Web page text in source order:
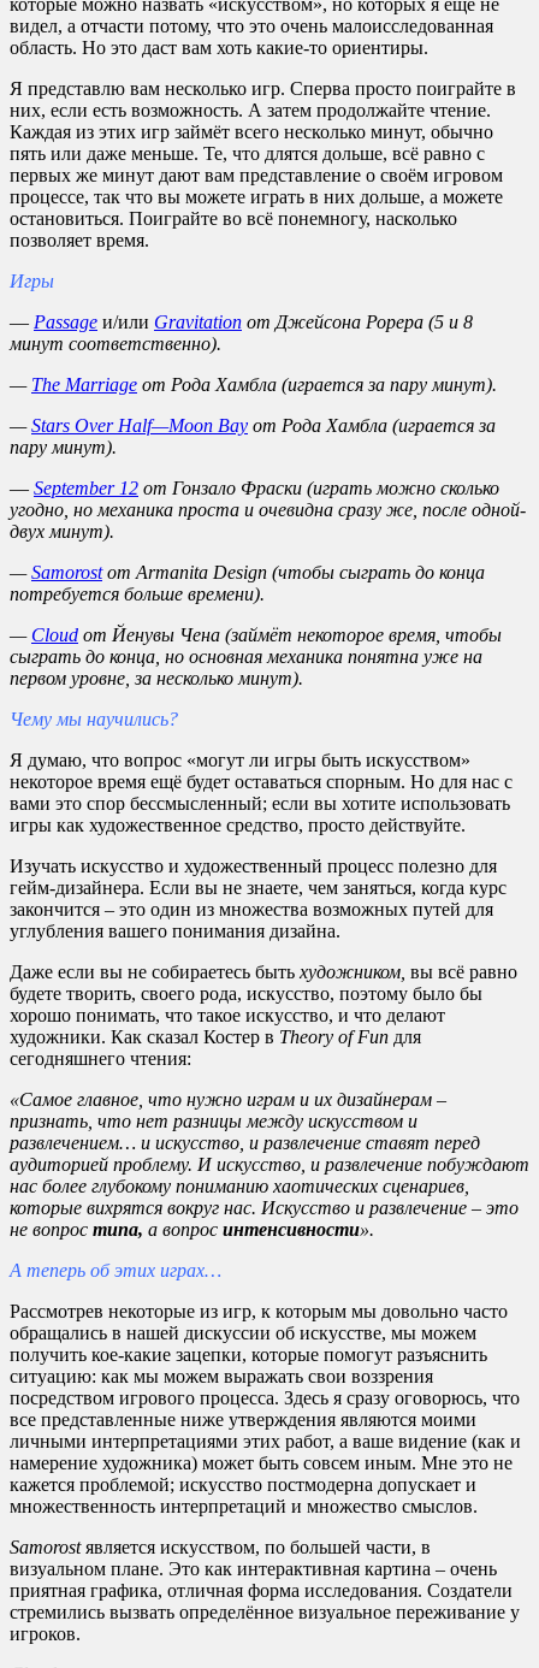
видел, а отчасти потому, что это очень малоисследованная
область. Но это даст вам хоть какие-то ориентиры.
Я представлю вам несколько игр. Сперва просто поиграйте в
них, если есть возможность. А затем продолжайте чтение.
Каждая из этих игр займёт всего несколько минут, обычно
пять или даже меньше. Те, что длятся дольше, всё равно с
первых же минут дают вам представление о своём игровом
процессе, так что вы можете играть в них дольше, а можете
остановиться. Поиграйте во всё понемногу, насколько
позволяет время.
Игры
— Passage и/или Gravitation от Джейсона Рорера (5 и 8
минут соответственно).
— The Marriage от Рода Хамбла (играется за пару минут).
—Stars Over Half—Moon Bay от Рода Хамбла (играется за
пару минут).
— September 12 от Гонзало Фраски (играть можно сколько
угодно, но механика проста и очевидна сразу же, после одной-
двух минут).
—Samorostот Armanita Design (чтобы сыграть до конца
потребуется больше времени).
— Cloud от Йенувы Чена (займёт некоторое время, чтобы
сыграть до конца, но основная механика понятна уже на
первом уровне, за несколько минут).
Чему мы научились?
Я думаю, что вопрос «могут ли игры быть искусством»
некоторое время ещё будет оставаться спорным. Но для нас с
вами это спор бессмысленный; если вы хотите использовать
игры как художественное средство, просто действуйте.
Изучать искусство и художественный процесс полезно для
гейм-дизайнера. Если вы не знаете, чем заняться, когда курс
закончится – это один из множества возможных путей для
углубления вашего понимания дизайна.
Даже если вы не собираетесь быть художником, вы всё равно
будете творить, своего рода, искусство, поэтому было бы
хорошо понимать, что такое искусство, и что делают
художники. Как сказал Костер в Theory of Fun для
сегодняшнего чтения:
«Самое главное, что нужно играм и их дизайнерам –
признать, что нет разницы между искусством и
развлечением… и искусство, и развлечение ставят перед
аудиторией проблему. И искусство, и развлечение побуждают
нас более глубокому пониманию хаотических сценариев,
которые вихрятся вокруг нас. Искусство и развлечение – это
не вопрос типа, а вопрос интенсивности».
А теперь об этих играх…
Рассмотрев некоторые из игр, к которым мы довольно часто
обращались в нашей дискуссии об искусстве, мы можем
получить кое-какие зацепки, которые помогут разъяснить
ситуацию: как мы можем выражать свои воззрения
посредством игрового процесса. Здесь я сразу оговорюсь, что
все представленные ниже утверждения являются моими
личными интерпретациями этих работ, а ваше видение (как и
намерение художника) может быть совсем иным. Мне это не
кажется проблемой; искусство постмодерна допускает и
множественность интерпретаций и множество смыслов.
Samorostявляется искусством, по большей части, в
визуальном плане. Это как интерактивная картина – очень
приятная графика, отличная форма исследования. Создатели
стремились вызвать определённое визуальное переживание у
игроков.